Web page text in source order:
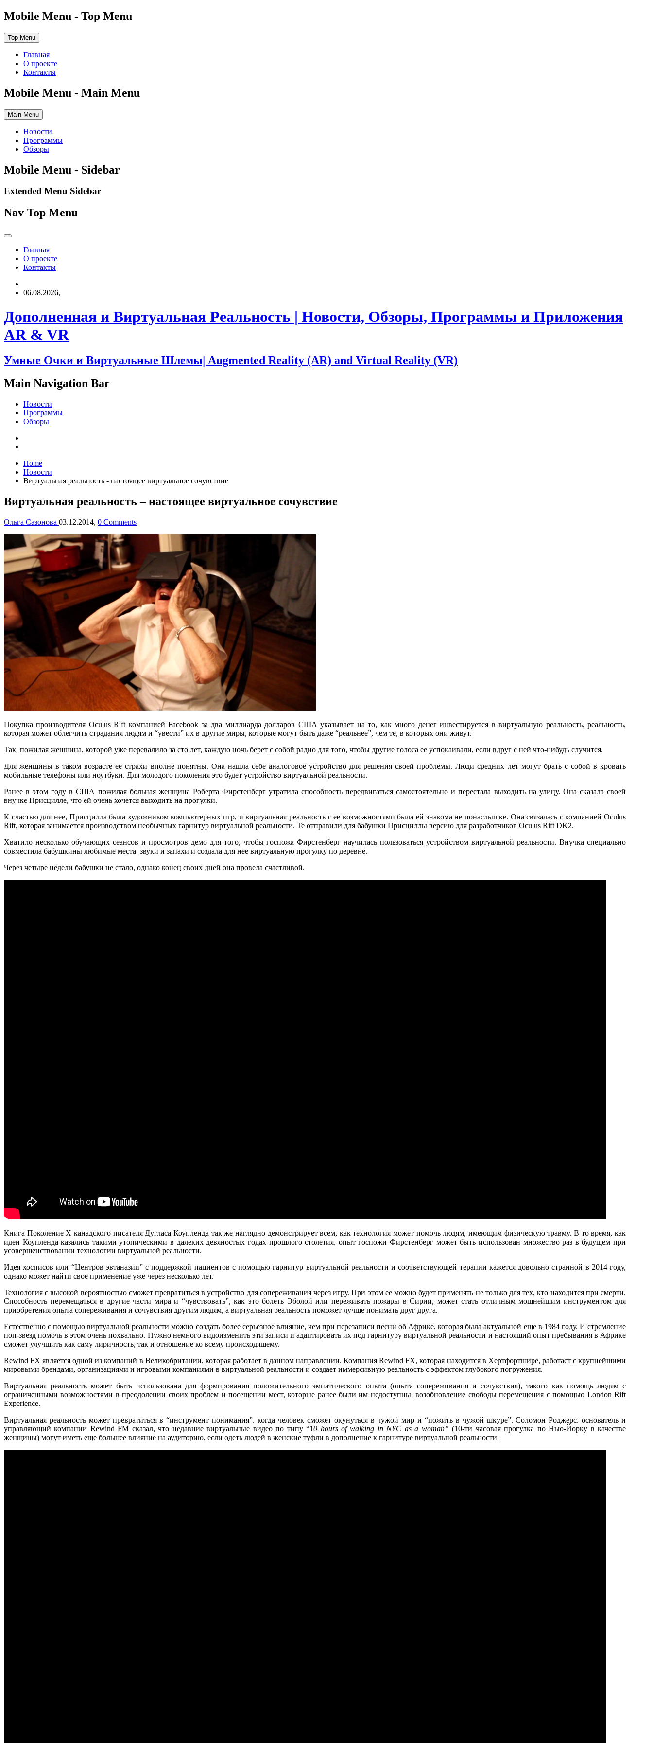
Mobile Menu - Top Menu
Top Menu
Главная
О проекте
Контакты
Mobile Menu - Main Menu
Main Menu
Новости
Программы
Обзоры
Mobile Menu - Sidebar
Extended Menu Sidebar
Nav Top Menu
Главная
О проекте
Контакты
06.08.2026,
Дополненная и Виртуальная Реальность | Новости, Обзоры, Программы и Приложения
AR & VR
Умные Очки и Виртуальные Шлемы| Augmented Reality (AR) and Virtual Reality (VR)
Main Navigation Bar
Новости
Программы
Обзоры
Home
Новости
Виртуальная реальность - настоящее виртуальное сочувствие
Виртуальная реальность – настоящее виртуальное сочувствие
Ольга Сазонова 03.12.2014, 0 Comments
Покупка производителя Oculus Rift компанией Facebook за два миллиарда долларов США указывает на то, как много денег инвестируется в виртуальную реальность, реальность,
которая может облегчить страдания людям и “увести” их в другие миры, которые могут быть даже “реальнее”, чем те, в которых они живут.
Так, пожилая женщина, которой уже перевалило за сто лет, каждую ночь берет с собой радио для того, чтобы другие голоса ее успокаивали, если вдруг с ней что-нибудь случится.
Для женщины в таком возрасте ее страхи вполне понятны. Она нашла себе аналоговое устройство для решения своей проблемы. Люди средних лет могут брать с собой в кровать
мобильные телефоны или ноутбуки. Для молодого поколения это будет устройство виртуальной реальности.
Ранее в этом году в США пожилая больная женщина Роберта Фирстенберг утратила способность передвигаться самостоятельно и перестала выходить на улицу. Она сказала своей
внучке Присцилле, что ей очень хочется выходить на прогулки.
К счастью для нее, Присцилла была художником компьютерных игр, и виртуальная реальность с ее возможностями была ей знакома не понаслышке. Она связалась с компанией Oculus
Rift, которая занимается производством необычных гарнитур виртуальной реальности. Те отправили для бабушки Присциллы версию для разработчиков Oculus Rift DK2.
Хватило несколько обучающих сеансов и просмотров демо для того, чтобы госпожа Фирстенберг научилась пользоваться устройством виртуальной реальности. Внучка специально
совместила бабушкины любимые места, звуки и запахи и создала для нее виртуальную прогулку по деревне.
Через четыре недели бабушки не стало, однако конец своих дней она провела счастливой.
Книга Поколение X канадского писателя Дугласа Коупленда так же наглядно демонстрирует всем, как технология может помочь людям, имеющим физическую травму. В то время, как
идеи Коупленда казались такими утопическими в далеких девяностых годах прошлого столетия, опыт госпожи Фирстенберг может быть использован множество раз в будущем при
усовершенствовании технологии виртуальной реальности.
Идея хосписов или “Центров эвтаназии” с поддержкой пациентов с помощью гарнитур виртуальной реальности и соответствующей терапии кажется довольно странной в 2014 году,
однако может найти свое применение уже через несколько лет.
Технология с высокой вероятностью сможет превратиться в устройство для сопереживания через игру. При этом ее можно будет применять не только для тех, кто находится при смерти.
Способность перемещаться в другие части мира и “чувствовать”, как это болеть Эболой или переживать пожары в Сирии, может стать отличным мощнейшим инструментом для
приобретения опыта сопереживания и сочувствия другим людям, а виртуальная реальность поможет лучше понимать друг друга.
Естественно с помощью виртуальной реальности можно создать более серьезное влияние, чем при перезаписи песни об Африке, которая была актуальной еще в 1984 году. И стремление
поп-звезд помочь в этом очень похвально. Нужно немного видоизменить эти записи и адаптировать их под гарнитуру виртуальной реальности и настоящий опыт пребывания в Африке
сможет улучшить как саму лиричность, так и отношение ко всему происходящему.
Rewind FX является одной из компаний в Великобритании, которая работает в данном направлении. Компания Rewind FX, которая находится в Хертфортшире, работает с крупнейшими
мировыми брендами, организациями и игровыми компаниями в виртуальной реальности и создает иммерсивную реальность с эффектом глубокого погружения.
Виртуальная реальность может быть использована для формирования положительного эмпатического опыта (опыта сопереживания и сочувствия), такого как помощь людям с
ограниченными возможностями в преодолении своих проблем и посещении мест, которые ранее были им недоступны, возобновление свободы перемещения с помощью London Rift
Experience.
Виртуальная реальность может превратиться в “инструмент понимания”, когда человек сможет окунуться в чужой мир и “пожить в чужой шкуре”. Соломон Роджерс, основатель и
управляющий компании Rewind FM сказал, что недавние виртуальные видео по типу “10 hours of walking in NYC as a woman” (10-ти часовая прогулка по Нью-Йорку в качестве
женщины) могут иметь еще большее влияние на аудиторию, если одеть людей в женские туфли в дополнение к гарнитуре виртуальной реальности.